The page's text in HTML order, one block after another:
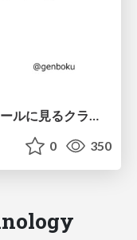
OPENSHIFT4.2のインストールツールに見るクラスタの構築方法について
0 350